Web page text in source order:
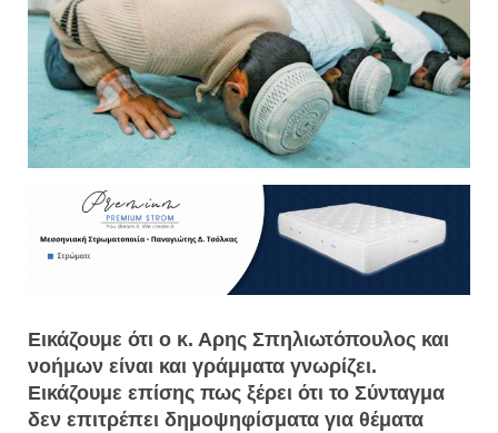
Εικάζουμε ότι ο κ. Αρης Σπηλιωτόπουλος και
νοήμων είναι και γράμματα γνωρίζει.
Εικάζουμε επίσης πως ξέρει ότι το Σύνταγμα
δεν επιτρέπει δημοψηφίσματα για θέματα